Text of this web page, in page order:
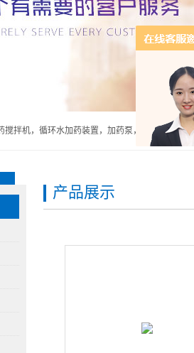
搅拌机，循环水加药装置，加药泵，计量泵，气动
产品展示